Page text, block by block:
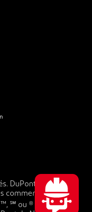
DuPont™, le logo
commerciales et
™, ℠ ou ® sont la